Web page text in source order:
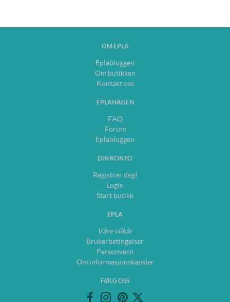
OM EPLA
Eplabloggen
Om butikken
Kontakt oss
EPLAHAGEN
FAQ
Forum
Eplabloggen
DIN KONTO
Registrer deg!
Login
Start butikk
EPLA
Våre vilkår
Brukerbetingelser
Personvern
Om informasjonskapsler
FØLG OSS